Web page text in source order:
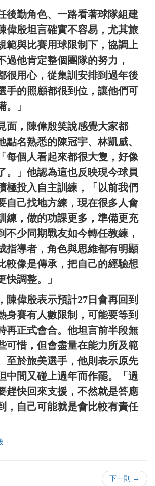
後勤角色、一路看著球隊組建
偉殷坦言確實不容易，尤其旅
範與比賽用球限制下，協調上
過他肯定整個團隊的努力，
很用心，從集訓安排到過年後
手的照顧都很到位，讓他們可
。」
面，陳偉殷笑說感覺大家都
點名熟悉的陳冠宇、林凱威、
每個人看起來都很大隻，好像
。」他認為這也反映現今球員
極投入自主訓練，「以前我們
自己找地方練，現在很多人會
練，做的功課更多，準備更充
不少同期戰友如今轉任教練，
指導者，角色與思維都有明顯
較像是傳承，把自己的經驗想
快調整。」
陳偉殷表示預計27日會再回到
身賽有人數限制，可能要等到
再正式會合。他坦言前半段無
可惜，但會盡量在能力所及範
至於旅美選手，他則表示原先
中間又碰上過年而作罷。「過
趕快回來支援，不然就是答應
，自己可能就是會比較有責任
下一則 →